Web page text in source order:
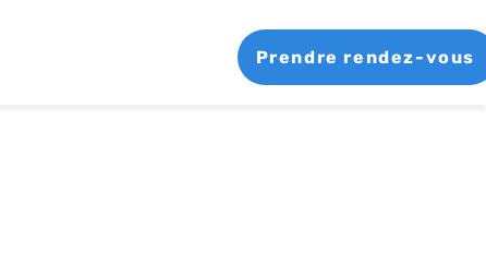
Prendre rendez-vous